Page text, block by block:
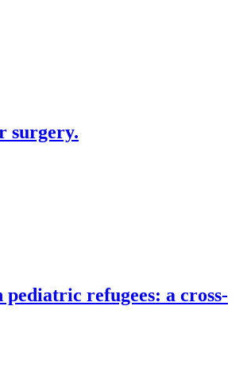
surgery.
refugees: a cross-